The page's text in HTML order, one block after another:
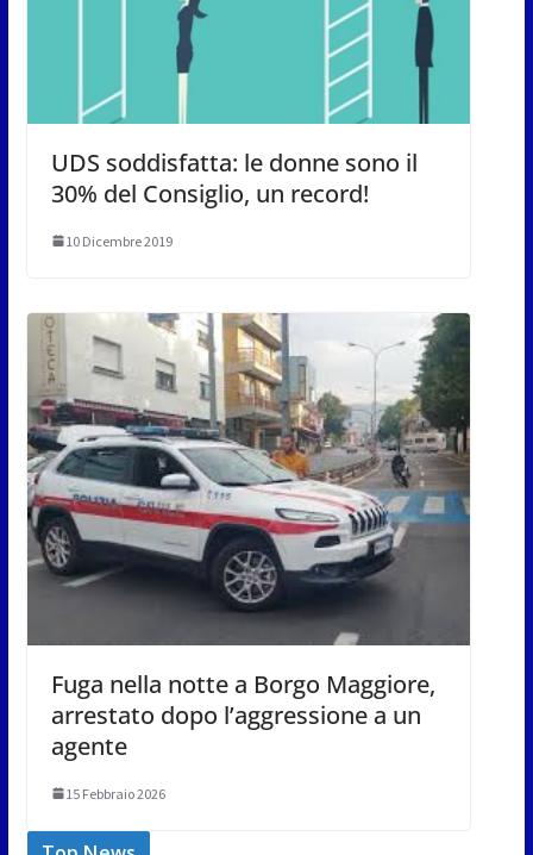
UDS soddisfatta: le donne sono il
30% del Consiglio, un record!
10 Dicembre 2019
Fuga nella notte a Borgo Maggiore,
arrestato dopo l’aggressione a un
agente
15 Febbraio 2026